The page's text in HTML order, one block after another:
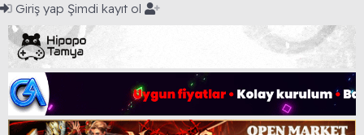
Giriş yap Şimdi kayıt ol